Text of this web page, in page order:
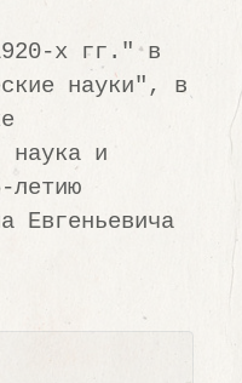
х гг." в
науки", в
наука и
летию
Евгеньевича